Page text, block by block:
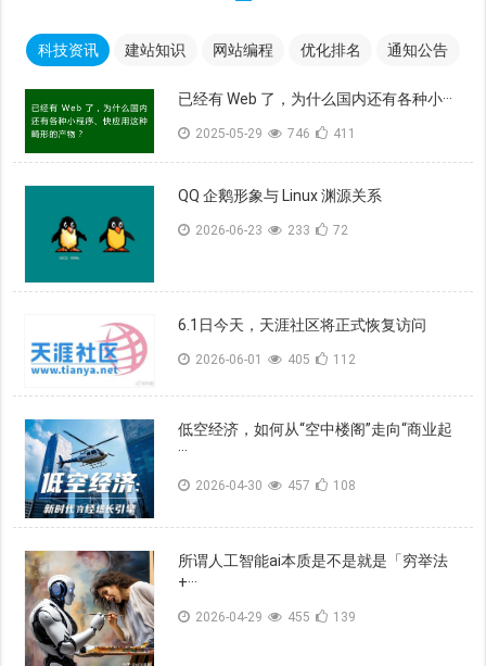
科技资讯 建站知识 网站编程 优化排名 通知公告
已经有 Web 了，为什么国内还有各种小···
2025-05-29 746 411
QQ 企鹅形象与 Linux 渊源关系
2026-06-23 233 72
6.1日今天，天涯社区将正式恢复访问
2026-06-01 405 112
低空经济，如何从“空中楼阁”走向“商业起
···
2026-04-30 457 108
所谓人工智能ai本质是不是就是「穷举法
+···
2026-04-29 455 139